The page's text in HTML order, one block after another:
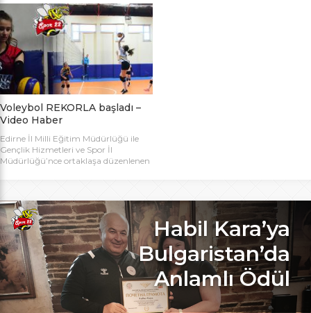
bugün başlıyor. Toplamda 14 takımın
katılımıyla düzenlenen 5. Valilik
Voleybol Turnuvasının teknik
toplantısı ve kura çekimi Aliço
Pehlivan Sporcu Eğitim Merkezi
Toplantı Salonu’nda yapıldı.
Toplantıya Voleybol hakemi ve
antrenörü Engin Toroslu, Ayhan […]
Voleybol REKORLA başladı –
Video Haber
Edirne İl Milli Eğitim Müdürlüğü ile
Gençlik Hizmetleri ve Spor İl
Müdürlüğü’nce ortaklaşa düzenlenen
rekoru kırıldı. REKOR KATILIMA
REKORLU AÇILIŞ Edirne Okullar
Arası Genç Kızlar A Kategorisi
Voleybol İl Şampiyonluğu maçlarına
bu yıl 8 grupta toplam […]
Habil Kara’ya
Bulgaristan’da
Anlamlı Ödül